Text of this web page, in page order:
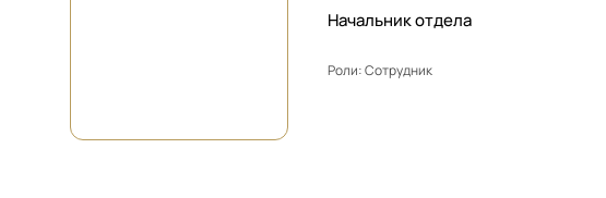
Начальник отдела
Роли:Сотрудник